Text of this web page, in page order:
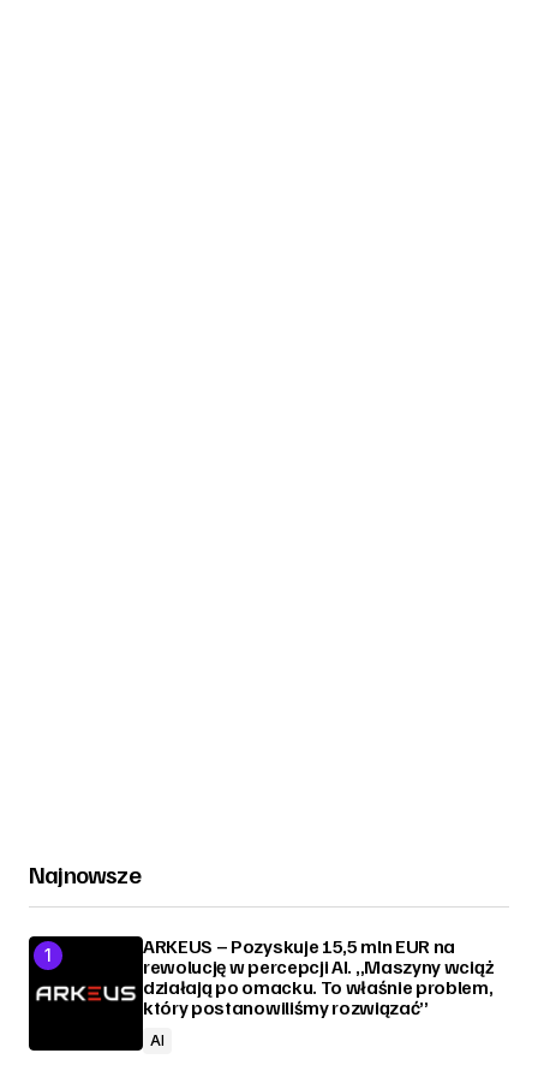
Najnowsze
ARKEUS – Pozyskuje 15,5 mln EUR na
rewolucję w percepcji AI. „Maszyny wciąż
działają po omacku. To właśnie problem,
który postanowiliśmy rozwiązać”
AI